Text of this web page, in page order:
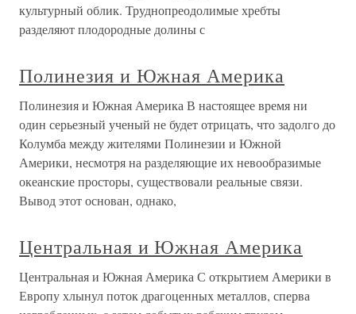
культурный облик. Труднопреодолимые хребты
разделяют плодородные долины с
Полинезия и Южная Америка
Полинезия и Южная Америка В настоящее время ни
один серьезный ученый не будет отрицать, что задолго до
Колумба между жителями Полинезии и Южной
Америки, несмотря на разделяющие их невообразимые
океанские просторы, существовали реальные связи.
Вывод этот основан, однако,
Центральная и Южная Америка
Центральная и Южная Америка С открытием Америки в
Европу хлынул поток драгоценных металлов, сперва